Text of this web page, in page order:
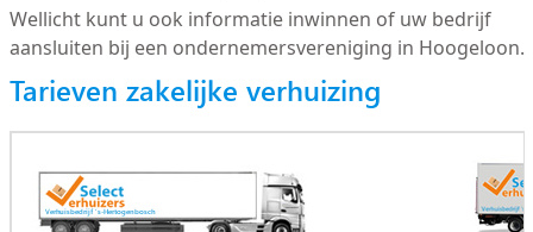
Wellicht kunt u ook informatie inwinnen of uw bedrijf
aansluiten bij een ondernemersvereniging in Hoogeloon.
Tarieven zakelijke verhuizing